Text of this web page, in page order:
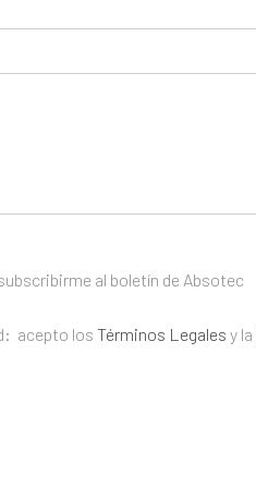
al boletín de Absotec
acepto los Términos Legales y la